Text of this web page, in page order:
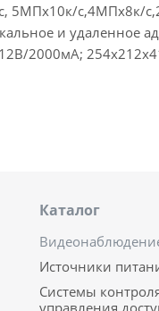
5МПх10к/с,4MПх8к/
и удаленное
12В/2000мА;
Каталог
Источники
Системы
управления